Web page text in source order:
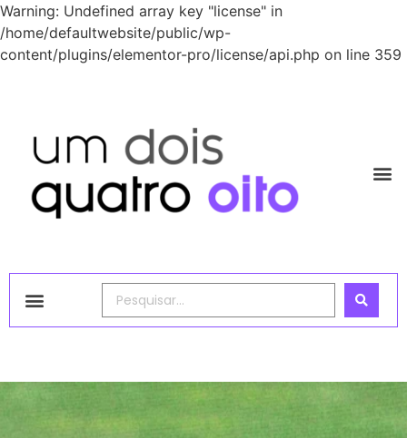
Warning: Undefined array key "license" in
/home/defaultwebsite/public/wp-
content/plugins/elementor-pro/license/api.php on line 359